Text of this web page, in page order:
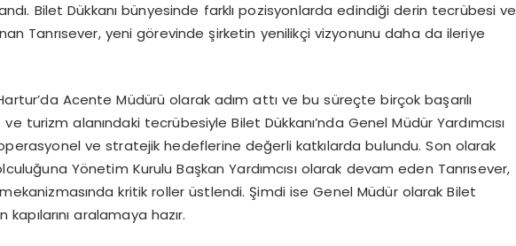
Bilet Dükkanı bünyesinde farklı pozisyonlarda edindiği derin tecrübesi ve
Tanrısever, yeni görevinde şirketin yenilikçi vizyonunu daha da ileriye
Acente Müdürü olarak adım attı ve bu süreçte birçok başarılı
turizm alanındaki tecrübesiyle Bilet Dükkanı’nda Genel Müdür Yardımcısı
ve stratejik hedeflerine değerli katkılarda bulundu. Son olarak
Yönetim Kurulu Başkan Yardımcısı olarak devam eden Tanrısever,
kritik roller üstlendi. Şimdi ise Genel Müdür olarak Bilet
aralamaya hazır.